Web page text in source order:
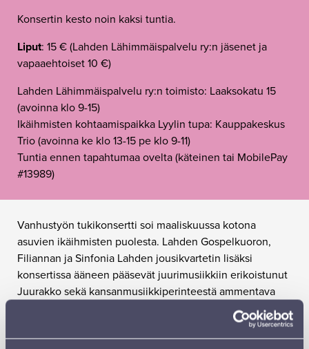
Konsertin kesto noin kaksi tuntia.
Liput: 15 € (Lahden Lähimmäispalvelu ry:n jäsenet ja
vapaaehtoiset 10 €)
Lahden Lähimmäispalvelu ry:n toimisto: Laaksokatu 15
(avoinna klo 9-15)
Ikäihmisten kohtaamispaikka Lyylin tupa: Kauppakeskus
Trio (avoinna ke klo 13-15 pe klo 9-11)
Tuntia ennen tapahtumaa ovelta (käteinen tai MobilePay
#13989)
Vanhustyön tukikonsertti soi maaliskuussa kotona
asuvien ikäihmisten puolesta. Lahden Gospelkuoron,
Filiannan ja Sinfonia Lahden jousikvartetin lisäksi
konsertissa ääneen pääsevät juurimusiikkiin erikoistunut
Juurakko sekä kansanmusiikkiperinteestä ammentava
Tapahtumassa on mahdollisuus tutustua yhdistyksen